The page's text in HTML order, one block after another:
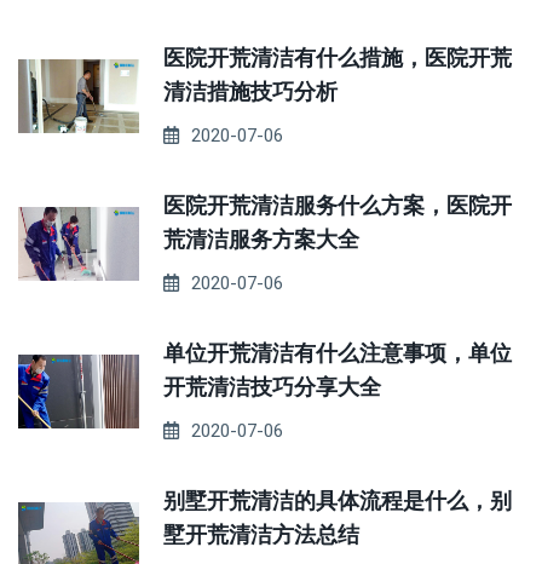
医院开荒清洁有什么措施，医院开荒
清洁措施技巧分析
2020-07-06
医院开荒清洁服务什么方案，医院开
荒清洁服务方案大全
2020-07-06
单位开荒清洁有什么注意事项，单位
开荒清洁技巧分享大全
2020-07-06
别墅开荒清洁的具体流程是什么，别
墅开荒清洁方法总结